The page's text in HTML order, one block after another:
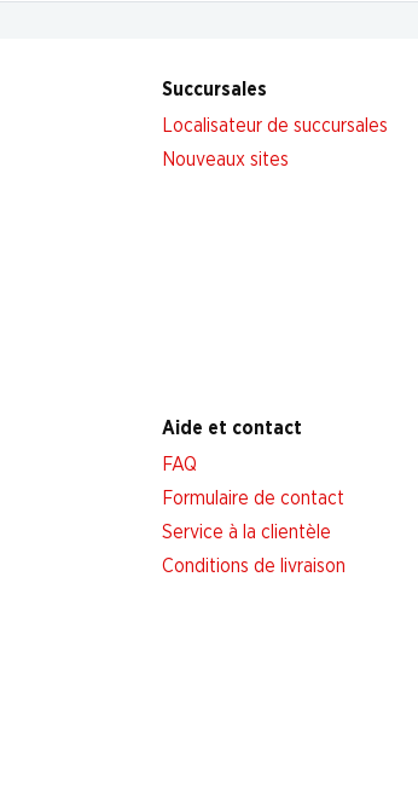
Succursales
Localisateur de succursales
Nouveaux sites
Aide et contact
FAQ
Formulaire de contact
Service à la clientèle
Conditions de livraison